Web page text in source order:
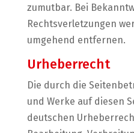
zumutbar. Bei
Rechtsverletzungen
umgehend entfernen.
Urheberrecht
Die durch die
und Werke auf diesen
deutschen